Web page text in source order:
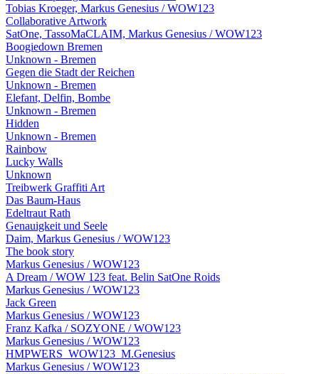
Tobias Kroeger, Markus Genesius / WOW123
Collaborative Artwork
SatOne, TassoMaCLAIM, Markus Genesius / WOW123
Boogiedown Bremen
Unknown - Bremen
Gegen die Stadt der Reichen
Unknown - Bremen
Elefant, Delfin, Bombe
Unknown - Bremen
Hidden
Unknown - Bremen
Rainbow
Lucky Walls
Unknown
Treibwerk Graffiti Art
Das Baum-Haus
Edeltraut Rath
Genauigkeit und Seele
Daim, Markus Genesius / WOW123
The book story
Markus Genesius / WOW123
A Dream / WOW 123 feat. Belin SatOne Roids
Markus Genesius / WOW123
Jack Green
Markus Genesius / WOW123
Franz Kafka / SOZYONE / WOW123
Markus Genesius / WOW123
HMPWERS_WOW123_M.Genesius
Markus Genesius / WOW123